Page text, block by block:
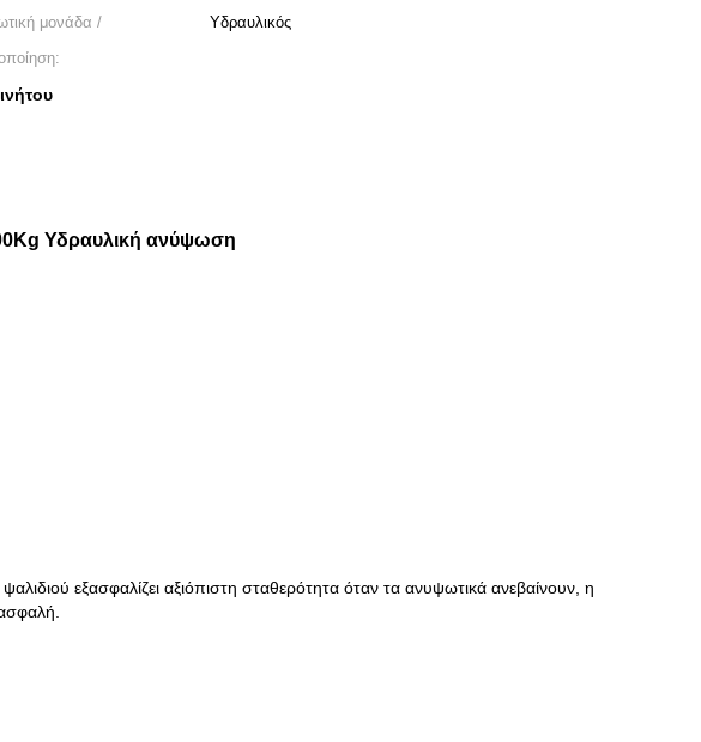
μονάδα /
Υδραυλικός
Υδραυλική ανύψωση
εξασφαλίζει αξιόπιστη σταθερότητα όταν τα ανυψωτικά ανεβαίνουν, η